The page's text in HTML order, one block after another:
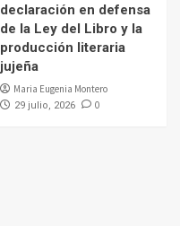
declaración en defensa
de la Ley del Libro y la
producción literaria
jujeña
Maria Eugenia Montero
29 julio, 2026 0